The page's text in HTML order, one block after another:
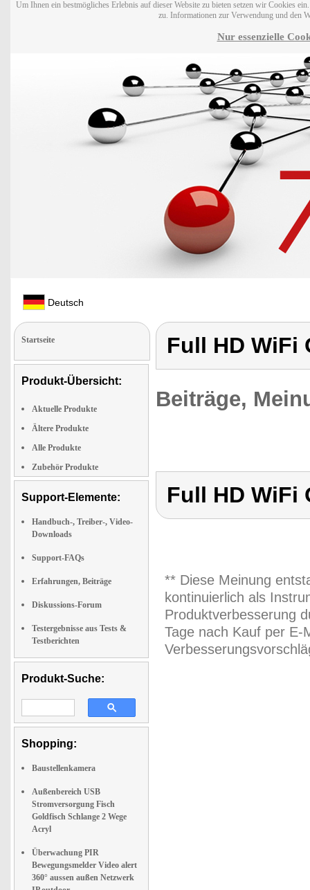
Um Ihnen ein bestmögliches Erlebnis auf dieser Website zu bieten setzen wir Cookies
zu. Informationen zur Verwendung und den
Nur essenzielle
Deutsch
Startseite
Produkt-Übersicht:
Aktuelle Produkte
Ältere Produkte
Alle Produkte
Zubehör Produkte
Support-Elemente:
Handbuch-, Treiber-, Video-
Downloads
Support-FAQs
Erfahrungen, Beiträge
Diskussions-Forum
Testergebnisse aus Tests &
Testberichten
Produkt-Suche:
Shopping:
Baustellenkamera
Außenbereich USB
Stromversorgung Fisch
Goldfisch Schlange 2 Wege
Acryl
Überwachung PIR
Bewegungsmelder Video alert
360° aussen außen Netzwerk
Full HD WiFi
Beiträge,
Full HD WiFi
** Diese Meinung
kontinuierlich als
Produktverbesserung
Tage nach Kauf per E-